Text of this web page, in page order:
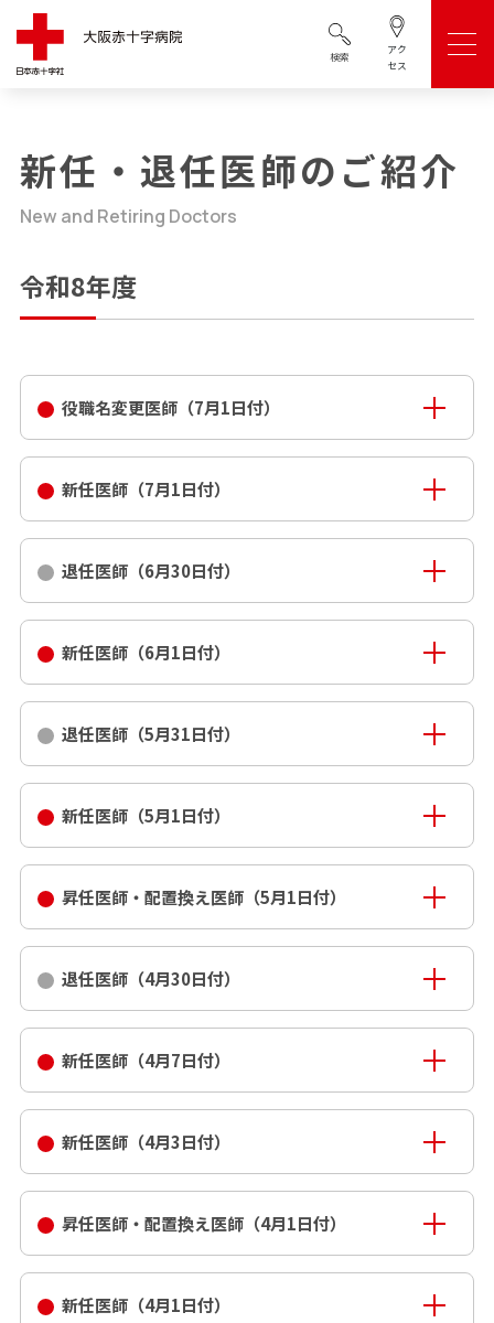
検索
アク
セス
新任・退任医師のご紹介
New and Retiring Doctors
令和8年度
役職名変更医師（7月1日付）
新任医師（7月1日付）
退任医師（6月30日付）
新任医師（6月1日付）
退任医師（5月31日付）
新任医師（5月1日付）
昇任医師・配置換え医師（5月1日付）
退任医師（4月30日付）
新任医師（4月7日付）
新任医師（4月3日付）
昇任医師・配置換え医師（4月1日付）
新任医師（4月1日付）